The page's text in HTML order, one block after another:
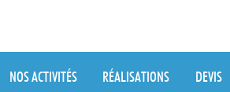
NOS ACTIVITÉS RÉALISATIONS DEVIS